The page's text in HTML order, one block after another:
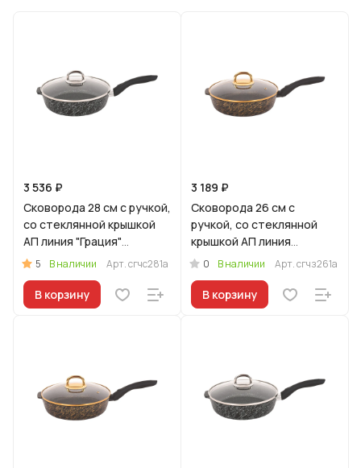
3 536 ₽
Сковорода 28 см с ручкой,
со стеклянной крышкой
АП линия "Грация"
(черный/серебро)
5 В наличии Арт.сгчс281а
В корзину
3 189 ₽
Сковорода 26 см с
ручкой, со стеклянной
крышкой АП линия
"Грация" (черный/золото)
0 В наличии Арт.сгчз261а
В корзину